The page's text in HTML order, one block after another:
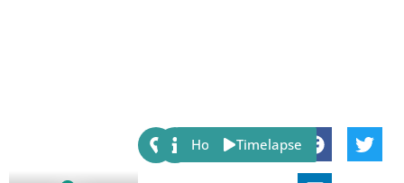
Share:
Host Timelapse